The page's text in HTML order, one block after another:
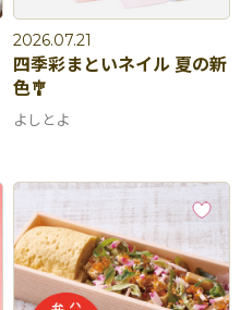
2026.07.21
四季彩まといネイル 夏の新
色🎐
よしとよ